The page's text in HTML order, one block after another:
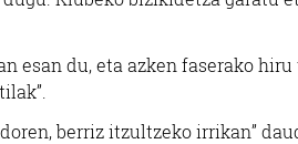
esan du, eta azken faserako
berriz itzultzeko irrikan”